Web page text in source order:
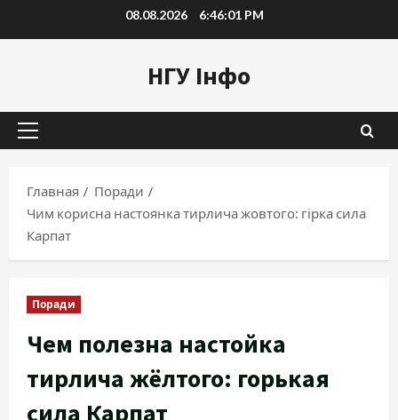
к
08.08.2026 6:46:02 PM
НГУ Інфо
Основное
Главная
Поради
Чим корисна настоянка тирлича жовтого: гірка сила
Карпат
Поради
Чем полезна настойка
тирлича жёлтого: горькая
сила Карпат